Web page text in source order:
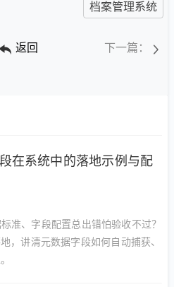
档案管理系统
返回 下一篇：
在系统中的落地示例与配
准、字段配置总出错怕验收不过？
，讲清元数据字段如何自动捕获、